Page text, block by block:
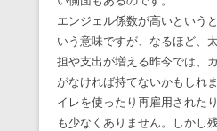
エンジェル係数が高いという
いう意味ですが、なるほど、
担や支出が増える昨今では、
がなければ持てないかもしれ
イレを使ったり再雇用された
も少なくありません。しかし